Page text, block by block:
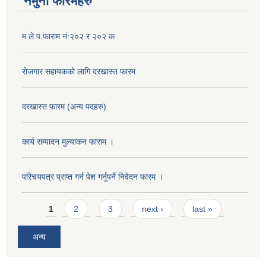
म.ले.प.फाराम नं:२०२ र २०२ क
रोजगार सहायकको लागि दरखास्त फारम
दरखास्त फारम (अन्य पदहरु)
कार्य सम्पादन मुल्याक‌न फाराम ।
परिचयपत्र प्राप्त गर्न पेश गर्नुपर्ने निवेदन फारम ।
Pages
1 2 3 next › last »
अन्य